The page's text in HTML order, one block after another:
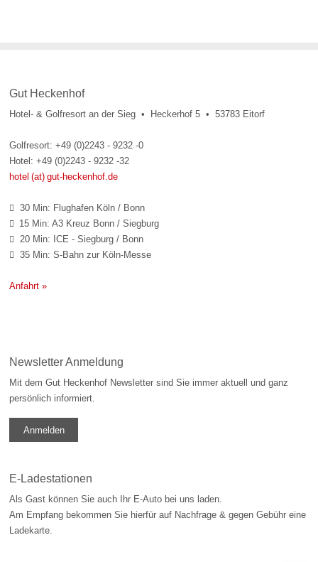
Gut Heckenhof
Hotel- & Golfresort an der Sieg • Heckerhof 5 • 53783 Eitorf
Golfresort: +49 (0)2243 - 9232 -0
Hotel: +49 (0)2243 - 9232 -32
hotel (at) gut-heckenhof.de
 30 Min: Flughafen Köln / Bonn
 15 Min: A3 Kreuz Bonn / Siegburg
 20 Min: ICE - Siegburg / Bonn
 35 Min: S-Bahn zur Köln-Messe
Anfahrt »
Newsletter Anmeldung
Mit dem Gut Heckenhof Newsletter sind Sie immer aktuell und ganz
persönlich informiert.
Anmelden
E-Ladestationen
Als Gast können Sie auch Ihr E-Auto bei uns laden.
Am Empfang bekommen Sie hierfür auf Nachfrage & gegen Gebühr eine
Ladekarte.